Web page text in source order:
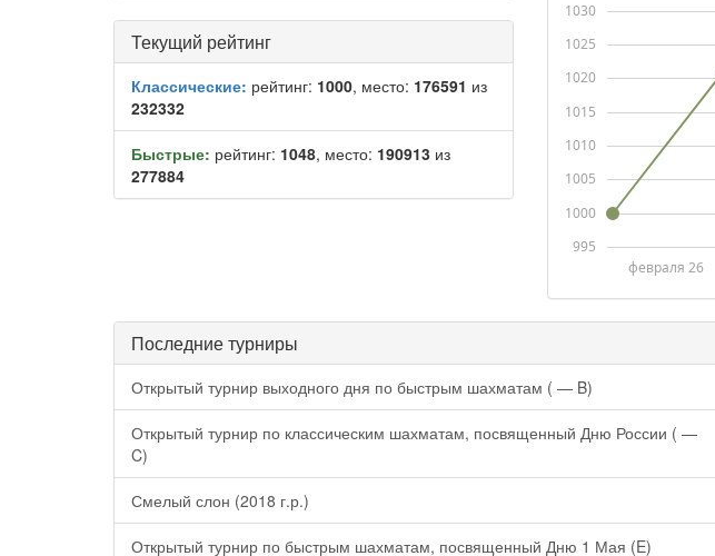
Текущий рейтинг
Классические: рейтинг: 1000, место: 176591 из
232332
Быстрые: рейтинг: 1048, место: 190913 из
277884
февраля 26
995
1000
1005
1010
1015
1020
1025
1030
Последние турниры
Открытый турнир выходного дня по быстрым шахматам ( — B)
Открытый турнир по классическим шахматам, посвященный Дню России ( —
C)
Смелый слон (2018 г.р.)
Открытый турнир по быстрым шахматам, посвященный Дню 1 Мая (E)